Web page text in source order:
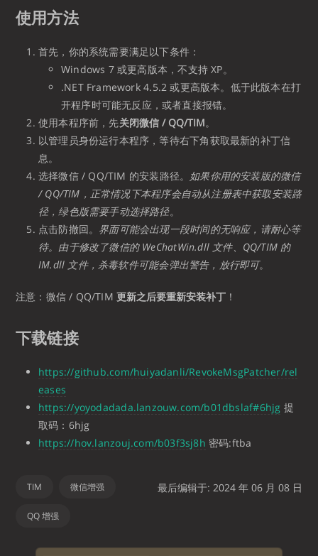
使用方法
首先，你的系统需要满足以下条件：
Windows 7 或更高版本，不支持 XP。
.NET Framework 4.5.2 或更高版本。低于此版本在打
开程序时可能无反应，或者直接报错。
使用本程序前，先关闭微信 / QQ/TIM。
以管理员身份运行本程序，等待右下角获取最新的补丁信
息。
选择微信 / QQ/TIM 的安装路径。 如果你用的安装版的微信
/ QQ/TIM，正常情况下本程序会自动从注册表中获取安装路
径，绿色版需要手动选择路径。
点击防撤回。 界面可能会出现一段时间的无响应，请耐心等
待。由于修改了微信的 WeChatWin.dll 文件、QQ/TIM 的
IM.dll 文件，杀毒软件可能会弹出警告，放行即可。
注意：微信 / QQ/TIM更新之后要重新安装补丁 ！
下载链接
https://github.com/huiyadanli/RevokeMsgPatcher/rel
eases
https://yoyodadada.lanzouw.com/b01dbslaf#6hjg 提
取码：6hjg
https://hov.lanzouj.com/b03f3sj8h 密码:ftba
TIM 微信增强
QQ 增强
最后编辑于: 2024 年 06 月 08 日